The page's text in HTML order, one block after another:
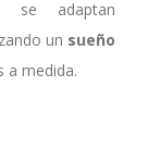
se adaptan
un sueño
a medida.